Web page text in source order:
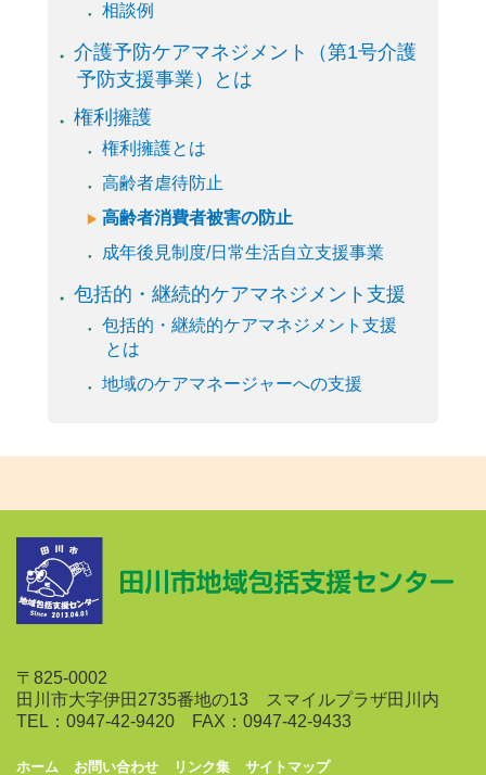
相談例
介護予防ケアマネジメント（第1号介護
予防支援事業）とは
権利擁護
権利擁護とは
高齢者虐待防止
高齢者消費者被害の防止
成年後見制度/日常生活自立支援事業
包括的・継続的ケアマネジメント支援
包括的・継続的ケアマネジメント支援
とは
地域のケアマネージャーへの支援
〒825-0002
田川市大字伊田2735番地の13 スマイルプラザ田川内
TEL：0947-42-9420 FAX：0947-42-9433
ホーム お問い合わせ リンク集 サイトマップ